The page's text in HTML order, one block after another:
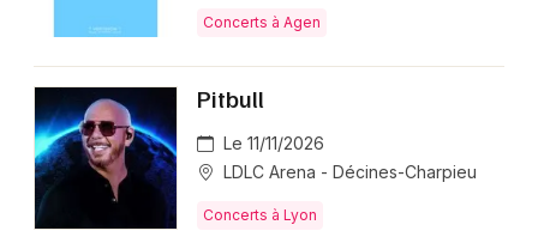
Concerts à Agen
Pitbull
Le 11/11/2026
LDLC Arena - Décines-Charpieu
Concerts à Lyon